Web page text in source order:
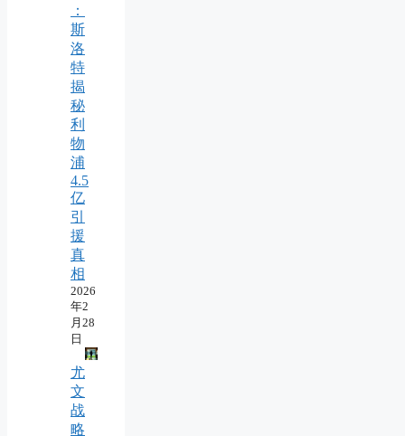
：
斯
洛
特
揭
秘
利
物
浦
4.5
亿
引
援
真
相
2026
年2
月28
日
尤
文
战
略